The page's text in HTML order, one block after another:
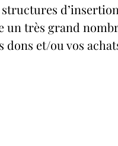
structures
un très grand
dons et/ou vos